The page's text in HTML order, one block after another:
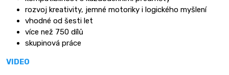
rozvoj kreativity, jemné motoriky i logického myšlení
vhodné od šesti let
více než 750 dílů
skupinová práce
VIDEO